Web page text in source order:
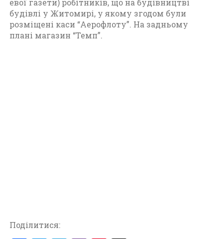
евої газети) робітників, що на будівництві
будівлі у Житомирі, у якому згодом були
розміщені каси “Аерофлоту”. На задньому
плані магазин “Темп”.
Поділитися: